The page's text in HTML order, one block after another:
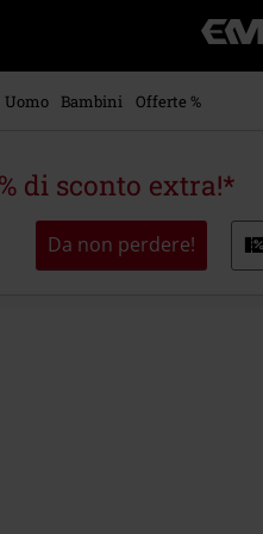
Uomo Bambini Offerte %
di sconto extra!*
Da non perdere!